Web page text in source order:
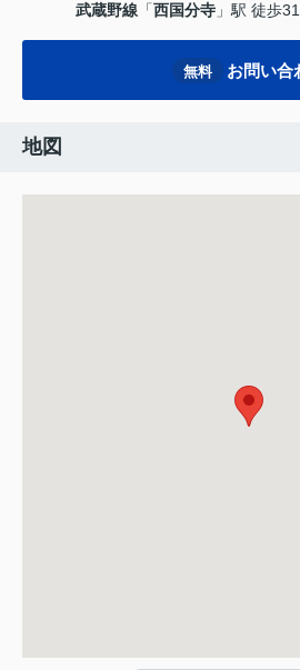
武蔵野線 「西国分寺 」駅 徒歩
無料 お問い合
地図